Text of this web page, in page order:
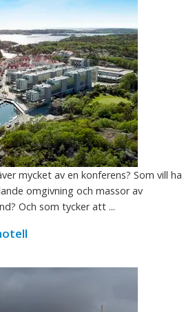
mycket av en konferens? Som vill ha
omgivning och massor av
Och som tycker att ...